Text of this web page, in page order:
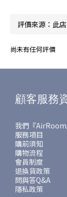
尚未有任何評價
顧客服務
我們『AirRoom
服務項目
購前須知
購物流程
會員制度
退換貨政策
問與答Q&A
隱私政策